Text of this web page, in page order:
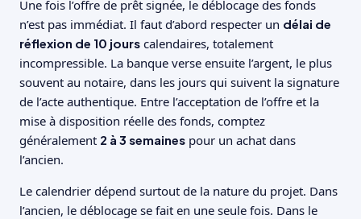
Une fois l’offre de prêt signée, le déblocage des fonds
n’est pas immédiat. Il faut d’abord respecter un délai de
réflexion de 10 jours calendaires, totalement
incompressible. La banque verse ensuite l’argent, le plus
souvent au notaire, dans les jours qui suivent la signature
de l’acte authentique. Entre l’acceptation de l’offre et la
mise à disposition réelle des fonds, comptez
généralement 2 à 3 semaines pour un achat dans
l’ancien.
Le calendrier dépend surtout de la nature du projet. Dans
l’ancien, le déblocage se fait en une seule fois. Dans le